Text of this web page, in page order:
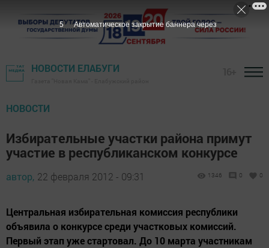
НОВОСТИ ЕЛАБУГИ
НОВОСТИ
Избирательные участки района примут
участие в республиканском конкурсе
автор, 22 февраля 2012 - 09:31 1346 0 0
Центральная избирательная комиссия республики
объявила о конкурсе среди участковых комиссий.
Первый этап уже стартовал. До 10 марта участникам
3 Автоматическое закрытие баннера через